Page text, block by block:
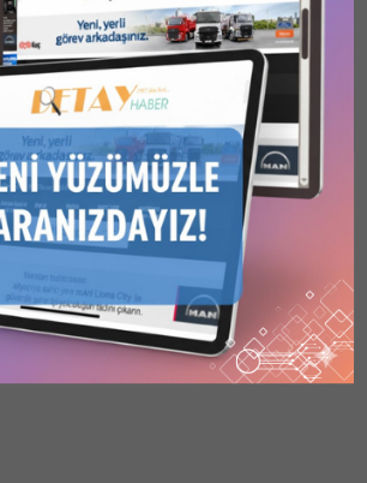
Bu
için1
,3
6
alarak
İPKB, EĞİTİM YAPILARI
YENİDEN YAPIM İNŞAATI
SÖZLEŞME PAKETİ
(SFD-WB4-YAPIM-06)
İPKB, EĞİTİM YAPILARI
YENİDEN YAPIM İNŞAATI
SÖZLEŞME PAKETİ (SFD-
WB4-YAPIM-06) İSTANBUL
VALİLİĞİ İSTANBUL PROJE
22.09.2025